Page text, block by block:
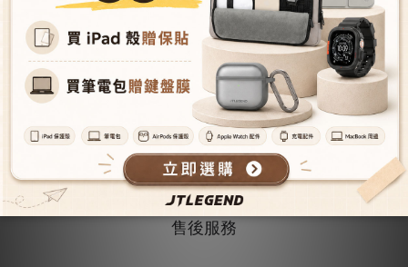
人才招募
購物與配送
購物須知
隱私權保護
使用條款
防詐騙提醒
售後服務